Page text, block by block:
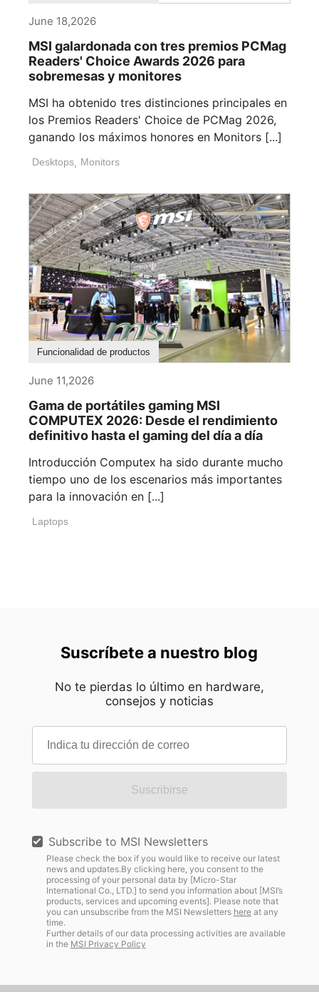
June 18,2026
MSI galardonada con tres premios PCMag
Readers' Choice Awards 2026 para
sobremesas y monitores
MSI ha obtenido tres distinciones principales en
los Premios Readers' Choice de PCMag 2026,
ganando los máximos honores en Monitors [...]
Desktops, Monitors
Funcionalidad de productos
June 11,2026
Gama de portátiles gaming MSI
COMPUTEX 2026: Desde el rendimiento
definitivo hasta el gaming del día a día
Introducción Computex ha sido durante mucho
tiempo uno de los escenarios más importantes
para la innovación en [...]
Laptops
Suscríbete a nuestro blog
No te pierdas lo último en hardware,
consejos y noticias
Suscribirse
Subscribe to MSI Newsletters
Please check the box if you would like to receive our latest
news and updates.By clicking here, you consent to the
processing of your personal data by [Micro-Star
International Co., LTD.] to send you information about [MSI’s
products, services and upcoming events]. Please note that
you can unsubscribe from the MSI Newsletters hereat any
time.
Further details of our data processing activities are available
in the MSI Privacy Policy